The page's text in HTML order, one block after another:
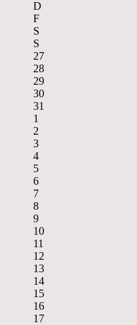
D
F
S
S
27
28
29
30
31
1
2
3
4
5
6
7
8
9
10
11
12
13
14
15
16
17